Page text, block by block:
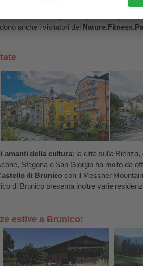
Corones non mancano sport come il golf,
ha aperto una palestra per arrampicate,
anche i visitatori del
amanti della cultura: la città sulla Rienza,
Stegona e San Giorgio ha molto da
di Brunico con il Messner
di Brunico presenta inoltre varie
estive a Brunico: